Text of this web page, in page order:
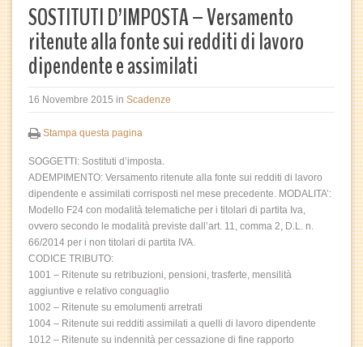
SOSTITUTI D’IMPOSTA – Versamento
ritenute alla fonte sui redditi di lavoro
dipendente e assimilati
16 Novembre 2015 in Scadenze
Stampa questa pagina
SOGGETTI: Sostituti d’imposta.
ADEMPIMENTO: Versamento ritenute alla fonte sui redditi di lavoro
dipendente e assimilati corrisposti nel mese precedente. MODALITA’:
Modello F24 con modalità telematiche per i titolari di partita Iva,
ovvero secondo le modalità previste dall’art. 11, comma 2, D.L. n.
66/2014 per i non titolari di partita IVA.
CODICE TRIBUTO:
1001 – Ritenute su retribuzioni, pensioni, trasferte, mensilità
aggiuntive e relativo conguaglio
1002 – Ritenute su emolumenti arretrati
1004 – Ritenute sui redditi assimilati a quelli di lavoro dipendente
1012 – Ritenute su indennità per cessazione di fine rapporto